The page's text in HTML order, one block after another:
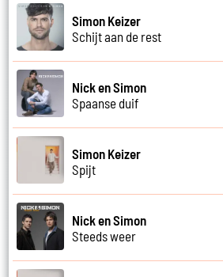
Simon Keizer
Schijt aan de rest
Nick en Simon
Spaanse duif
Simon Keizer
Spijt
Nick en Simon
Steeds weer